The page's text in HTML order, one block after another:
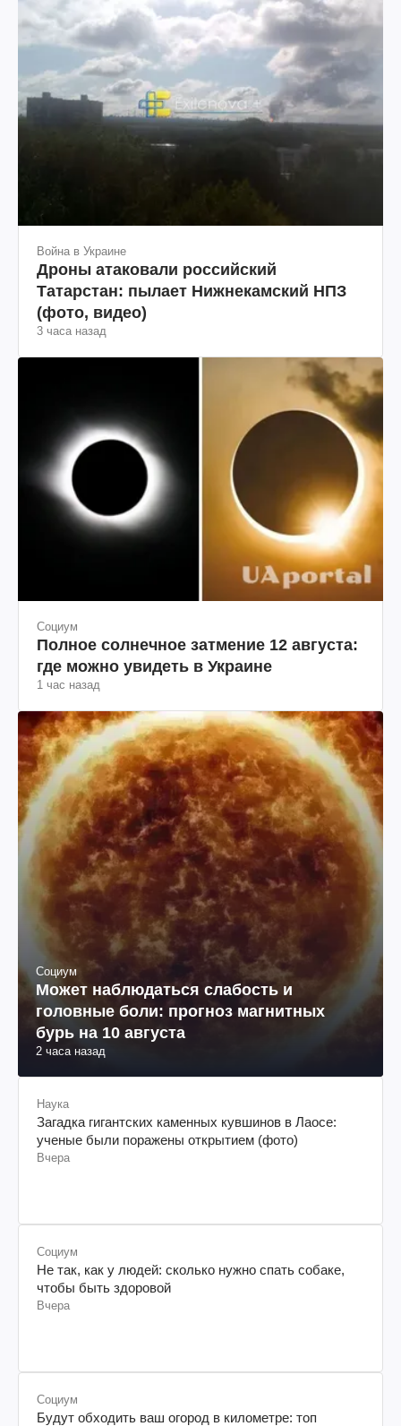
Война в Украине
Дроны атаковали российский
Татарстан: пылает Нижнекамский НПЗ
(фото, видео)
3 часа назад
Социум
Полное солнечное затмение 12 августа:
где можно увидеть в Украине
1 час назад
Социум
Может наблюдаться слабость и
головные боли: прогноз магнитных
бурь на 10 августа
2 часа назад
Наука
Загадка гигантских каменных кувшинов в Лаосе:
ученые были поражены открытием (фото)
Вчера
Социум
Не так, как у людей: сколько нужно спать собаке,
чтобы быть здоровой
Вчера
Социум
Будут обходить ваш огород в километре: топ